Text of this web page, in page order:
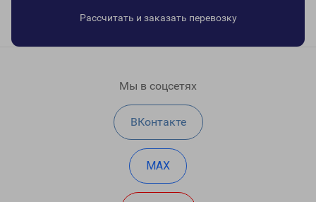
Рассчитать и заказать перевозку
Мы в соцсетях
ВКонтакте
MAX